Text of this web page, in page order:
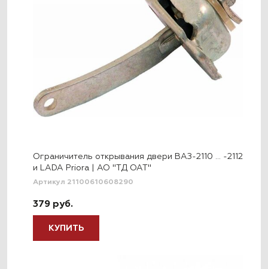
Ограничитель открывания двери ВАЗ-2110 … -2112
и LADA Priora | АО "ТД ОАТ"
Артикул 21100610608290
379 руб.
КУПИТЬ